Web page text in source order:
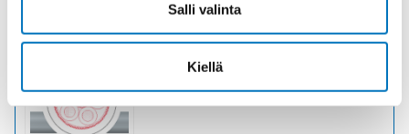
Salli valinta
Kiellä
Ketjukaapeli KAWEFLEX 6230 SK-
C-PUR UL/CSA 25G1,5 (AWG16)